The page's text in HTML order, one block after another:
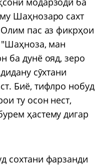
Шаҳнозаро сахт
пас аз фикрҳои
"Шаҳноза, ман
ба дунё ояд, зеро
сӯхтани
Биё, тифлро нобуд
ту осон нест,
ҳастему дигар
сохтани фарзанди